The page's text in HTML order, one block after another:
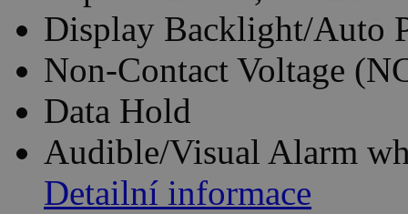
Display Backlight/Auto
Non-Contact Voltage
Data Hold
Audible/Visual Alarm
Detailní informace